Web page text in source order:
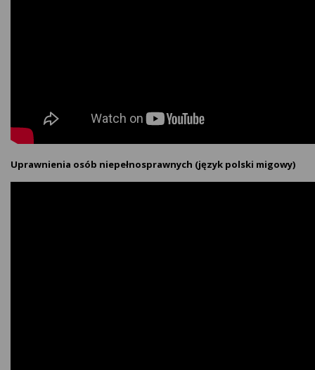
Uprawnienia osób niepełnosprawnych (język polski migowy)